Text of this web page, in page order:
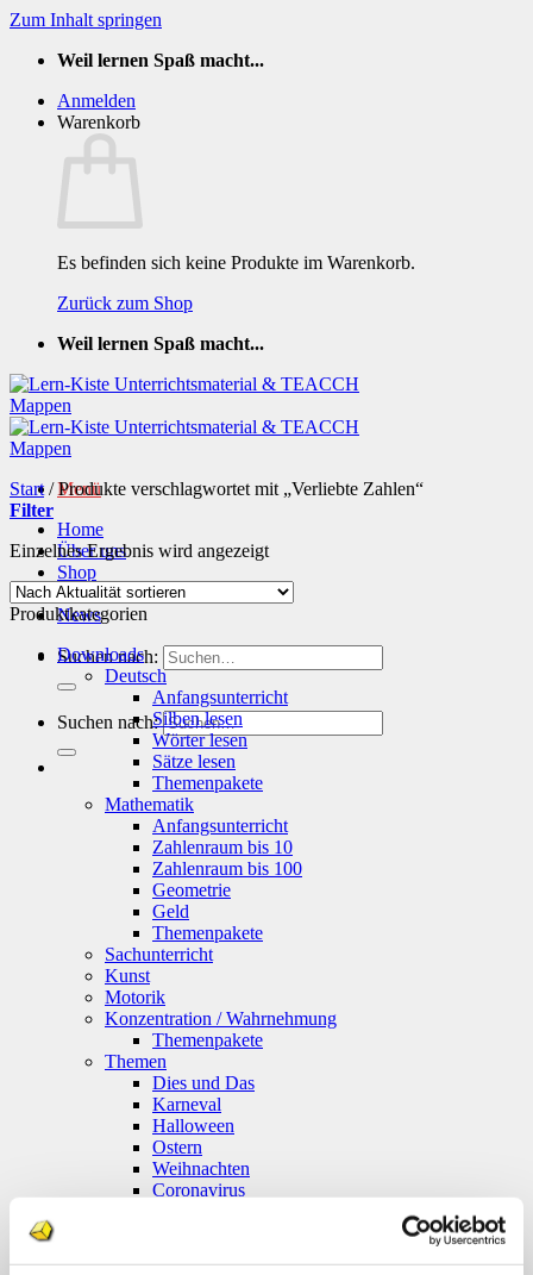
Zum Inhalt springen
Weil lernen Spaß macht...
Anmelden
Warenkorb
Es befinden sich keine Produkte im Warenkorb.
Zurück zum Shop
Weil lernen Spaß macht...
Menü
Home
Über uns
Shop
Info
News
Suchen nach:
Suchen nach:
Start /Produkte verschlagwortet mit „Verliebte Zahlen“
Filter
Einzelnes Ergebnis wird angezeigt
Produktkategorien
Downloads
Deutsch
Anfangsunterricht
Silben lesen
Wörter lesen
Sätze lesen
Themenpakete
Mathematik
Anfangsunterricht
Zahlenraum bis 10
Zahlenraum bis 100
Geometrie
Geld
Themenpakete
Sachunterricht
Kunst
Motorik
Konzentration / Wahrnehmung
Themenpakete
Themen
Dies und Das
Karneval
Halloween
Ostern
Weihnachten
Coronavirus